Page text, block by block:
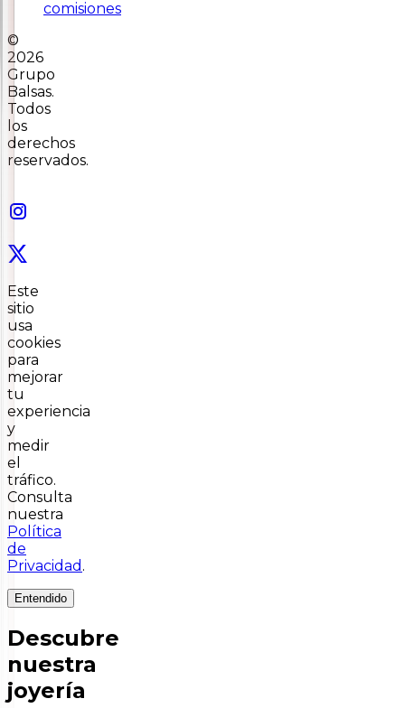
comisiones
©
2026
Grupo
Balsas.
Todos
los
derechos
reservados.
Este
sitio
usa
cookies
para
mejorar
tu
experiencia
y
medir
el
tráfico.
Consulta
nuestra
Política
de
Privacidad .
Entendido
Descubre
nuestra
joyería